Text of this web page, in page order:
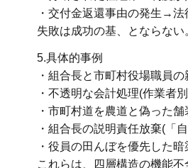
・交付金返還事由の発生→
失敗は成功の基、とならない
5.具体的事例
・組合長と市町村役場職員
・不透明な会計処理(作業者
・市町村道を農道と偽った
・組合長の説明責任放棄(「
・役員の田んぼを優先した
これらは、四層構造の機能不